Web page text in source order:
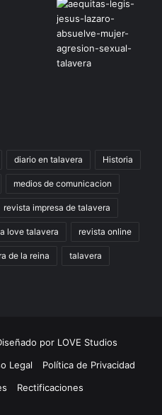
diario en talavera Historia
medios de comunicacion
revista impresa de talavera
love talavera revista online
de la reina talavera
por LOVE Studios
Legal
Política de Privacidad
Rectificaciones